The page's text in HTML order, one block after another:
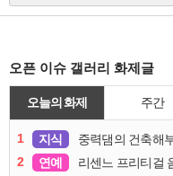
오픈 이슈 갤러리 화제글
오늘의 화제 주간
1 지식 중력댐의 건축해
2
연예 리센느 프리티걸